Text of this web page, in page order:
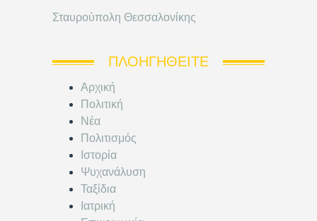
Σταυρούπολη Θεσσαλονίκης
ΠΛΟΗΓΗΘΕΊΤΕ
Αρχική
Πολιτική
Νέα
Πολιτισμός
Ιστορία
Ψυχανάλυση
Ταξίδια
Ιατρική